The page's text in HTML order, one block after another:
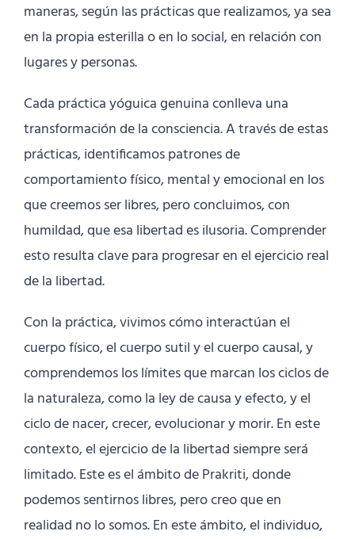
maneras, según las prácticas que realizamos, ya sea
en la propia esterilla o en lo social, en relación con
lugares y personas.
Cada práctica yóguica genuina conlleva una
transformación de la consciencia. A través de estas
prácticas, identificamos patrones de
comportamiento físico, mental y emocional en los
que creemos ser libres, pero concluimos, con
humildad, que esa libertad es ilusoria. Comprender
esto resulta clave para progresar en el ejercicio real
de la libertad.
Con la práctica, vivimos cómo interactúan el
cuerpo físico, el cuerpo sutil y el cuerpo causal, y
comprendemos los límites que marcan los ciclos de
la naturaleza, como la ley de causa y efecto, y el
ciclo de nacer, crecer, evolucionar y morir. En este
contexto, el ejercicio de la libertad siempre será
limitado. Este es el ámbito de Prakriti, donde
podemos sentirnos libres, pero creo que en
realidad no lo somos. En este ámbito, el individuo,